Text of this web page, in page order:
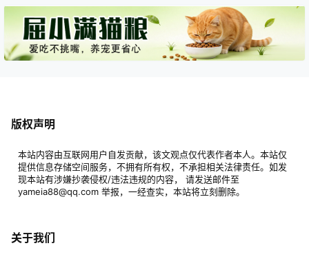
版权声明
本站内容由互联网用户自发贡献，该文观点仅代表作者本人。本站仅
提供信息存储空间服务，不拥有所有权，不承担相关法律责任。如发
现本站有涉嫌抄袭侵权/违法违规的内容， 请发送邮件至
yameia88@qq.com 举报，一经查实，本站将立刻删除。
关于我们